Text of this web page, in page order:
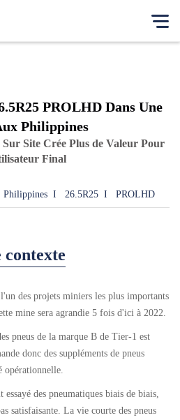
Français
Japanese
PROLHD Dans Une
Philippines
Site Crée Plus de Valeur Pour
Final
Philippines I 26.5R25 I PROLHD
contexte
des projets miniers les plus importants
mine sera agrandie 5 fois d'ici à 2022.
pneus de la marque B de Tier-1 est
donc des suppléments de pneus
opérationnelle.
des pneumatiques biais de biais,
satisfaisante. La vie courte des pneus